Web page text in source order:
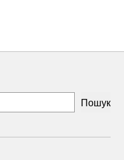
Пошук